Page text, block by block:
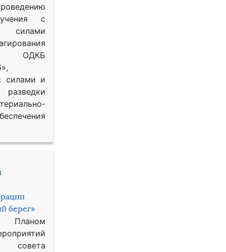
учения с
силами и
берег»
Планом
совета